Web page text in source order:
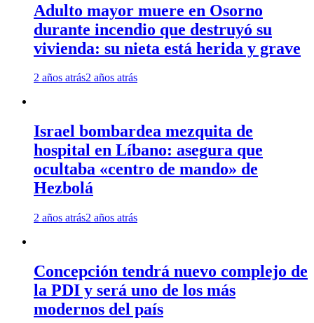
Adulto mayor muere en Osorno
durante incendio que destruyó su
vivienda: su nieta está herida y grave
2 años atrás2 años atrás
Israel bombardea mezquita de
hospital en Líbano: asegura que
ocultaba «centro de mando» de
Hezbolá
2 años atrás2 años atrás
Concepción tendrá nuevo complejo de
la PDI y será uno de los más
modernos del país